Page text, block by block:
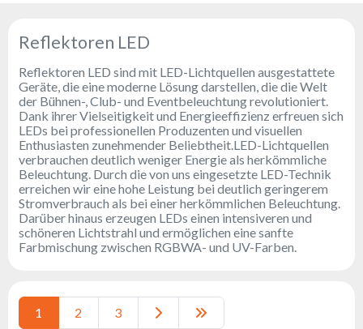
DMX-
Reflektoren
Batteriebetrieben
Outlet
Produktarchiv
Suchen
zu
Portfolio
Über
Reflektoren LED
Reflektoren LED sind mit LED-Lichtquellen ausgestattete
Geräte, die eine moderne Lösung darstellen, die die Welt
der Bühnen-, Club- und Eventbeleuchtung revolutioniert.
Dank ihrer Vielseitigkeit und Energieeffizienz erfreuen sich
LEDs bei professionellen Produzenten und visuellen
Enthusiasten zunehmender Beliebtheit.LED-Lichtquellen
verbrauchen deutlich weniger Energie als herkömmliche
Beleuchtung. Durch die von uns eingesetzte LED-Technik
erreichen wir eine hohe Leistung bei deutlich geringerem
Stromverbrauch als bei einer herkömmlichen Beleuchtung.
Darüber hinaus erzeugen LEDs einen intensiveren und
schöneren Lichtstrahl und ermöglichen eine sanfte
Farbmischung zwischen RGBWA- und UV-Farben.
1 2 3